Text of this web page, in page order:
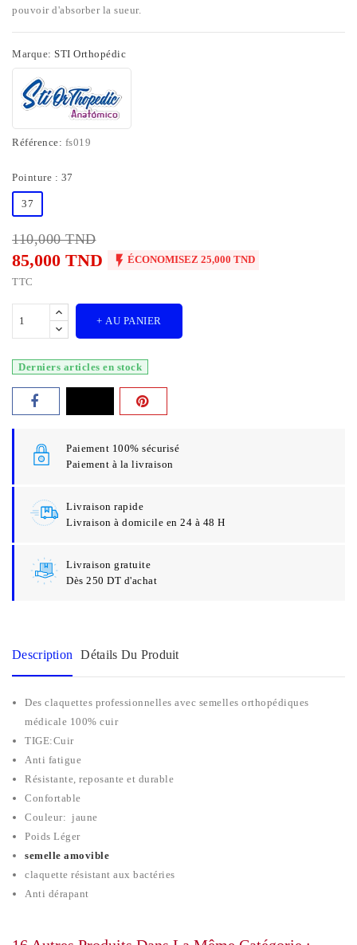
pouvoir d'absorber la sueur.
Marque: STI Orthopédic
Référence: fs019
Pointure : 37
37
110,000 TND
85,000 TND  ÉCONOMISEZ 25,000 TND
TTC
+ AU PANIER
Derniers articles en stock
Paiement 100% sécurisé
Paiement à la livraison
Livraison rapide
Livraison à domicile en 24 à 48 H
Livraison gratuite
Dès 250 DT d'achat
Description Détails Du Produit
Des claquettes professionnelles avec semelles orthopédiques
médicale 100% cuir
TIGE:Cuir
Anti fatigue
Résistante, reposante et durable
Confortable
Couleur: jaune
Poids Léger
semelle amovible
claquette résistant aux bactéries
Anti dérapant